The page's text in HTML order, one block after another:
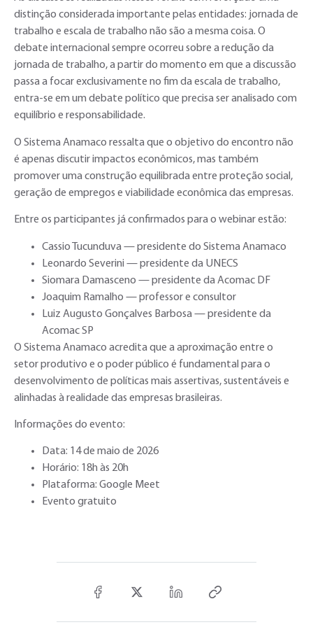
distinção considerada importante pelas entidades: jornada de
trabalho e escala de trabalho não são a mesma coisa. O
debate internacional sempre ocorreu sobre a redução da
jornada de trabalho, a partir do momento em que a discussão
passa a focar exclusivamente no fim da escala de trabalho,
entra-se em um debate político que precisa ser analisado com
equilíbrio e responsabilidade.
O Sistema Anamaco ressalta que o objetivo do encontro não
é apenas discutir impactos econômicos, mas também
promover uma construção equilibrada entre proteção social,
geração de empregos e viabilidade econômica das empresas.
Entre os participantes já confirmados para o webinar estão:
Cassio Tucunduva — presidente do Sistema Anamaco
Leonardo Severini — presidente da UNECS
Siomara Damasceno — presidente da Acomac DF
Joaquim Ramalho — professor e consultor
Luiz Augusto Gonçalves Barbosa — presidente da
Acomac SP
O Sistema Anamaco acredita que a aproximação entre o
setor produtivo e o poder público é fundamental para o
desenvolvimento de políticas mais assertivas, sustentáveis e
alinhadas à realidade das empresas brasileiras.
Informações do evento:
Data: 14 de maio de 2026
Horário: 18h às 20h
Plataforma: Google Meet
Evento gratuito